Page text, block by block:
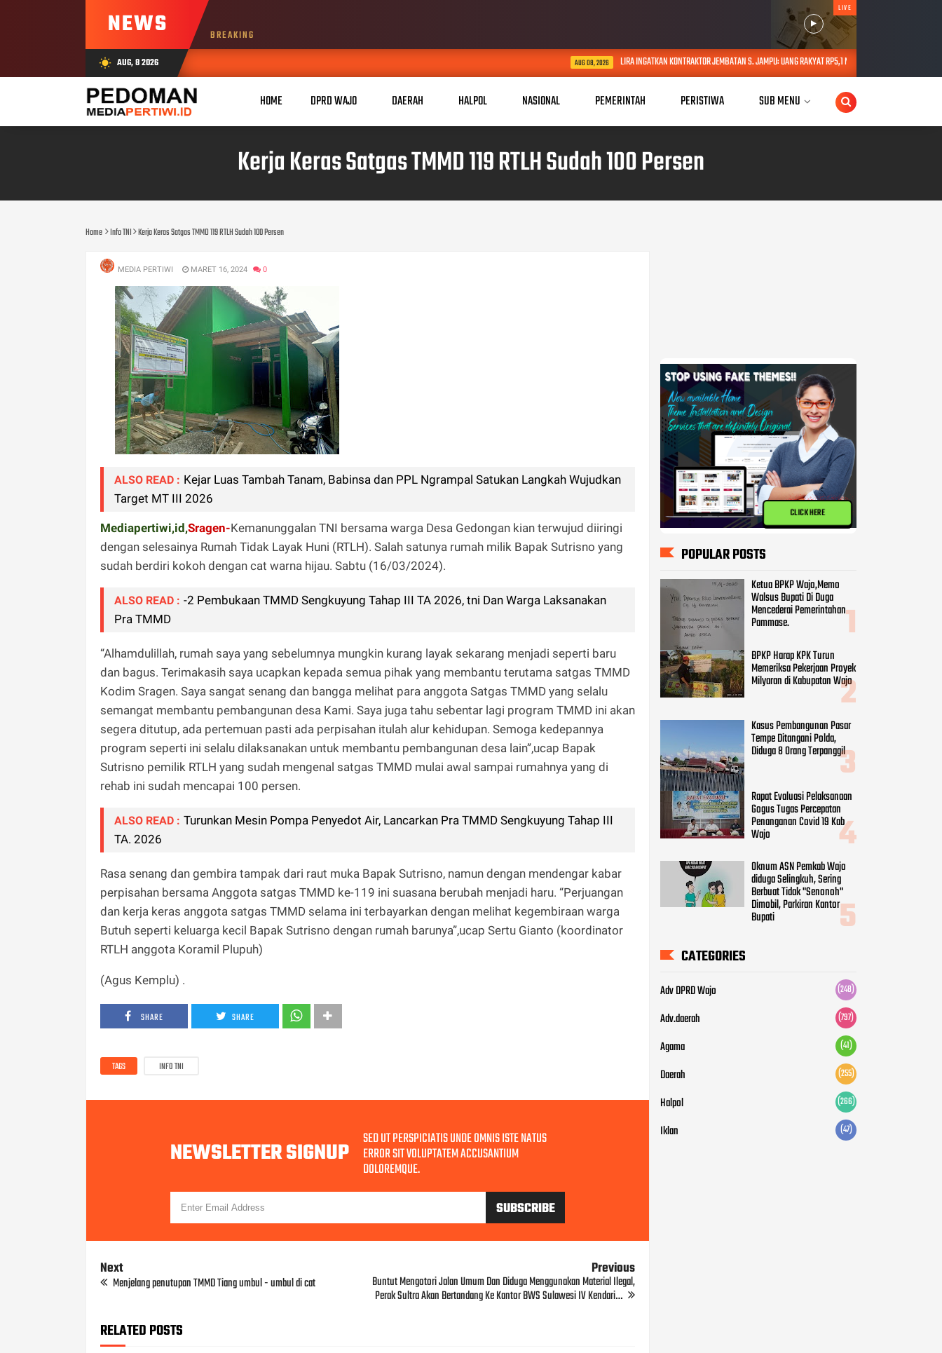
NEWS BREAKING
LIVE
wb_sunny AUG, 8 2026 LIRA INGATKAN KONTRAKTOR JEMBATAN S. JAMPU: UANG RAKYAT RP5,1 M BUKAN UNTUK MAIN-MAIN
HOME DPRD WAJO DAERAH HALPOL NASIONAL PEMERINTAH PERISTIWA SUB MENU
Kerja Keras Satgas TMMD 119 RTLH Sudah 100 Persen
Home Info TNI Kerja Keras Satgas TMMD 119 RTLH Sudah 100 Persen
MEDIA PERTIWI MARET 16, 2024 0
ALSO READ : Kejar Luas Tambah Tanam, Babinsa dan PPL Ngrampal Satukan Langkah Wujudkan
Target MT III 2026
Mediapertiwi,id,Sragen-Kemanunggalan TNI bersama warga Desa Gedongan kian terwujud diiringi
dengan selesainya Rumah Tidak Layak Huni (RTLH). Salah satunya rumah milik Bapak Sutrisno yang
sudah berdiri kokoh dengan cat warna hijau. Sabtu (16/03/2024).
ALSO READ : -2 Pembukaan TMMD Sengkuyung Tahap III TA 2026, tni Dan Warga Laksanakan
Pra TMMD
“Alhamdulillah, rumah saya yang sebelumnya mungkin kurang layak sekarang menjadi seperti baru
dan bagus. Terimakasih saya ucapkan kepada semua pihak yang membantu terutama satgas TMMD
Kodim Sragen. Saya sangat senang dan bangga melihat para anggota Satgas TMMD yang selalu
semangat membantu pembangunan desa Kami. Saya juga tahu sebentar lagi program TMMD ini akan
segera ditutup, ada pertemuan pasti ada perpisahan itulah alur kehidupan. Semoga kedepannya
program seperti ini selalu dilaksanakan untuk membantu pembangunan desa lain”,ucap Bapak
Sutrisno pemilik RTLH yang sudah mengenal satgas TMMD mulai awal sampai rumahnya yang di
rehab ini sudah mencapai 100 persen.
ALSO READ : Turunkan Mesin Pompa Penyedot Air, Lancarkan Pra TMMD Sengkuyung Tahap III
TA. 2026
Rasa senang dan gembira tampak dari raut muka Bapak Sutrisno, namun dengan mendengar kabar
perpisahan bersama Anggota satgas TMMD ke-119 ini suasana berubah menjadi haru. “Perjuangan
dan kerja keras anggota satgas TMMD selama ini terbayarkan dengan melihat kegembiraan warga
Butuh seperti keluarga kecil Bapak Sutrisno dengan rumah barunya”,ucap Sertu Gianto (koordinator
RTLH anggota Koramil Plupuh)
(Agus Kemplu) .
SHARE SHARE
TAGS INFO TNI
NEWSLETTER SIGNUP SED UT PERSPICIATIS UNDE OMNIS ISTE NATUS
ERROR SIT VOLUPTATEM ACCUSANTIUM
DOLOREMQUE.
Next
Menjelang penutupan TMMD Tiang umbul - umbul di cat
Previous
Buntut Mengotori Jalan Umum Dan Diduga Menggunakan Material Ilegal,
Perak Sultra Akan Bertandang Ke Kantor BWS Sulawesi IV Kendari…
RELATED POSTS
CLICK HERE
POPULAR POSTS
Ketua BPKP Wajo,Memo
Walsus Bupati Di Duga
Mencederai Pemerintahan
Pammase.
BPKP Harap KPK Turun
Memeriksa Pekerjaan Proyek
Milyaran di Kabupatan Wajo
Kasus Pembangunan Pasar
Tempe Ditangani Polda,
Diduga 8 Orang Terpanggil
Rapat Evaluasi Pelaksanaan
Gogus Tugas Percepatan
Penanganan Covid 19 Kab
Wajo
Oknum ASN Pemkab Wajo
diduga Selingkuh, Sering
Berbuat Tidak "Senonoh"
Dimobil, Parkiran Kantor
Bupati
CATEGORIES
Adv DPRD Wajo (248)
Adv.daerah (797)
Agama (41)
Daerah (255)
Halpol (266)
Iklan (47)